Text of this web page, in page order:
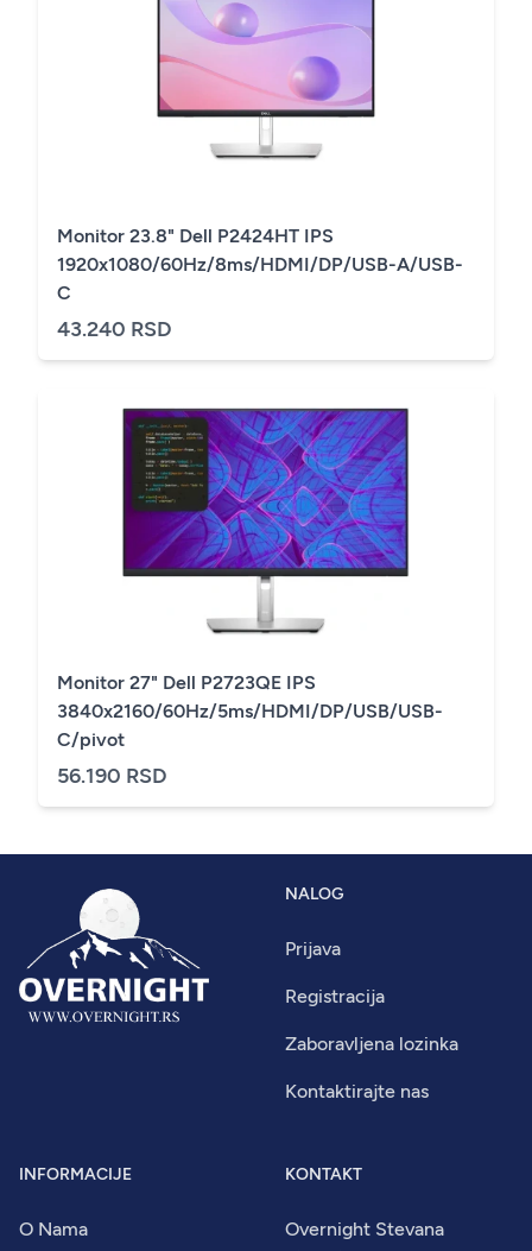
Monitor 23.8" Dell P2424HT IPS
1920x1080/60Hz/8ms/HDMI/DP/USB-A/USB-
C
43.240 RSD
Monitor 27" Dell P2723QE IPS
3840x2160/60Hz/5ms/HDMI/DP/USB/USB-
C/pivot
56.190 RSD
NALOG
Prijava
Registracija
Zaboravljena lozinka
Kontaktirajte nas
INFORMACIJE
O Nama
KONTAKT
Overnight Stevana